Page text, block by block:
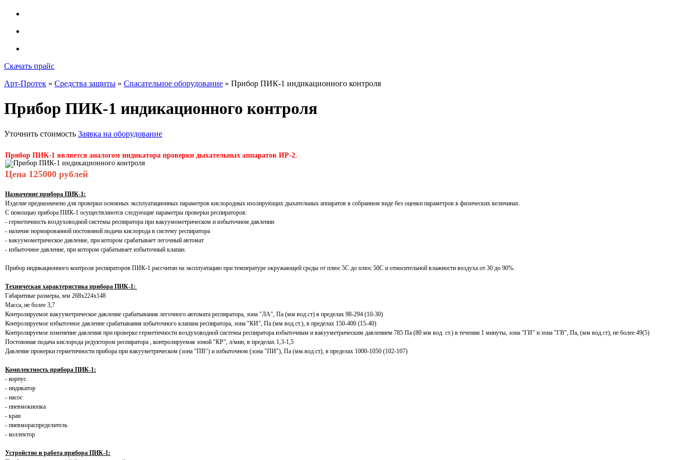
Скачать прайс
Арт-Протек » Средства защиты » Спасательное оборудование » Прибор ПИК-1 индикационного контроля
Прибор ПИК-1 индикационного контроля
Уточнить стоимость Заявка на оборудование
Прибор ПИК-1 является аналогом индикатора проверки дыхательных аппаратов ИР-2.
Цена 125000 рублей
Назначение прибора ПИК-1:
Изделие предназначено для проверки основных эксплуатационных параметров кислородных изолирующих дыхательных аппаратов в собранном виде без оценки параметров в физических величинах.
С помощью прибора ПИК-1 осуществляются следующие параметры проверки респираторов:
- герметичность воздуховодной системы респиратора при вакуумометрическом и избыточном давлении
- наличие нормированной постоянной подачи кислорода в систему респиратора
- вакуумометрическое давление, при котором срабатывает легочный автомат
- избыточное давление, при котором срабатывает избыточный клапан.
Прибор индикационного контроля респираторов ПИК-1 рассчитан на эксплуатацию при температуре окружающей среды от плюс 5С до плюс 50С и относительной влажности воздуха от 30 до 90%.
Техническая характеристика прибора ПИК-1:
Габаритные размеры, мм 268х224х148
Масса, не более 3,7
Контролируемое вакууметрическое давление срабатывания легочного автомата респиратора, зона "ЛА", Па (мм вод.ст) в пределах 98-294 (10-30)
Контролируемое избыточное давление срабатывания избыточного клапана респиратора, зона "КИ", Па (мм вод.ст.), в пределах 150-400 (15-40)
Контролируемое изменение давления при проверке герметичности воздуховодной системы респиратора избыточным и вакууметрическим давлением 785 Па (80 мм вод. ст.) в течении 1 минуты, зона "ГИ" и зона "ГВ", Па, (мм вод.ст), не более 49(5)
Постоянная подача кислорода редуктором респиратора , контролируемая зоной "КР", л/мин, в пределах 1,3-1,5
Давление проверки герметичности прибора при вакууметрическом (зона "ПВ") и избыточном (зона "ПИ"), Па (мм.вод.ст), в пределах 1000-1050 (102-107)
Комплектность прибора ПИК-1:
- корпус
- индикатор
- насос
- пневмокнопка
- кран
- пневмораспределитель
- коллектор
Устройство и работа прибора ПИК-1: